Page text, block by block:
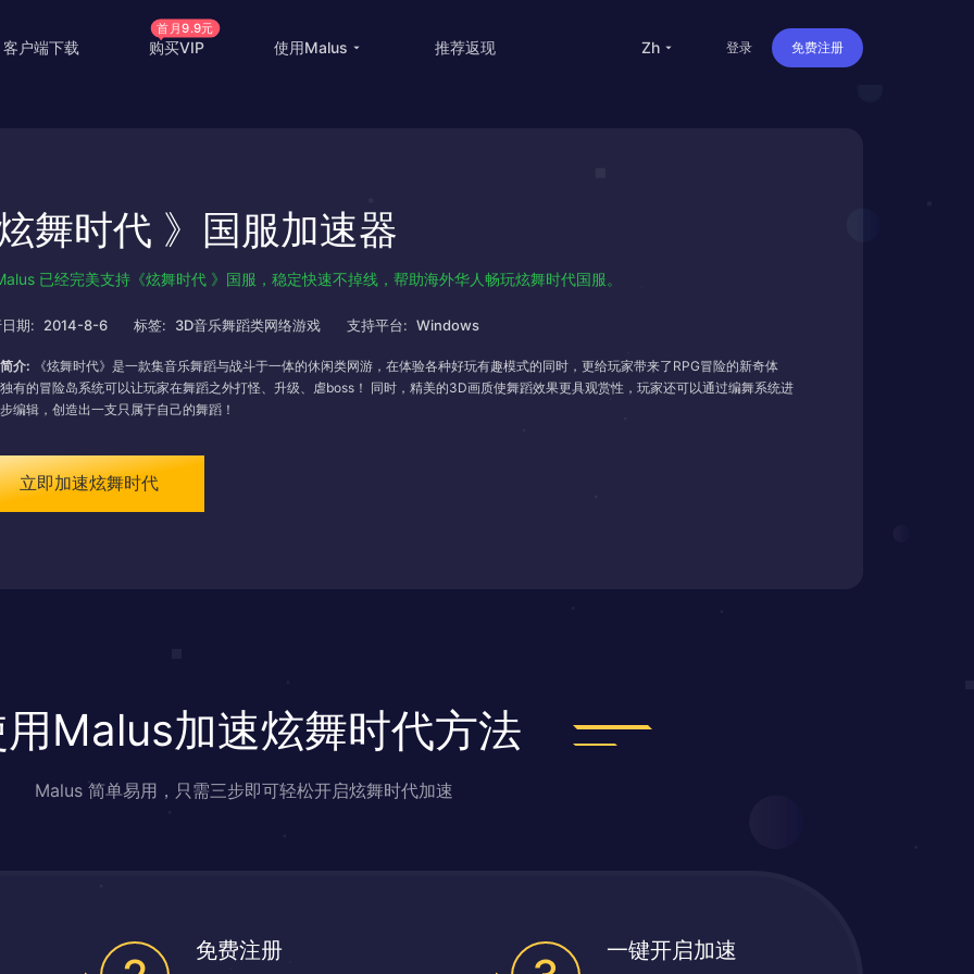
客户端下载 购买VIP
首月9.9元
使用Malus
教育优惠
高级定制
使用帮助
海外直播
推荐返现 zh 登录 免费注册
舞时代 》国服加速器
已经完美支持《炫舞时代 》国服，稳定快速不掉线，帮助海外华人畅玩炫舞时代国服。
期: 2014-8-6 标签: 3D音乐舞蹈类网络游戏 支持平台: Windows
介: 《炫舞时代》是一款集音乐舞蹈与战斗于一体的休闲类网游，在体验各种好玩有趣模式的同时，更给玩家带来了RPG冒险的新奇体
有的冒险岛系统可以让玩家在舞蹈之外打怪、升级、虐boss！ 同时，精美的3D画质使舞蹈效果更具观赏性，玩家还可以通过编舞系统进
编辑，创造出一支只属于自己的舞蹈！
立即加速炫舞时代
Malus加速炫舞时代方法
Malus 简单易用，只需三步即可轻松开启炫舞时代加速
免费注册 一键开启加速